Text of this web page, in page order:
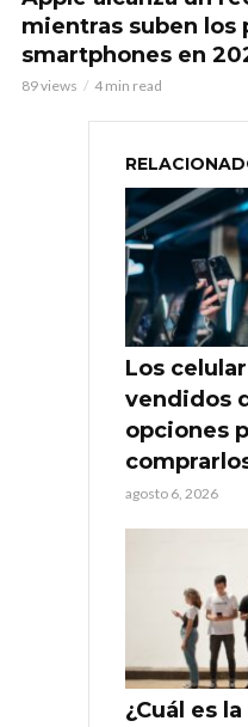
mientras suben los
smartphones en
89 views 4 min read
Los
vendidos
opciones
agosto 6, 2026
¿Cuál es